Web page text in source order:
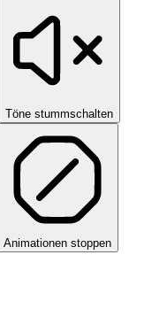
Töne stummschalten
Animationen stoppen